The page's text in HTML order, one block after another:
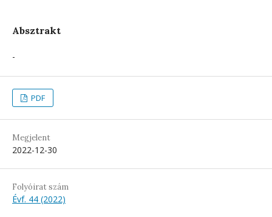
Absztrakt
-
PDF
Megjelent
2022-12-30
Folyóirat szám
Évf. 44 (2022)